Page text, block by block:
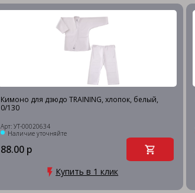
Кимоно для дзюдо TRAINING, хлопок, белый,
0/130
Арт: УТ-00020634
Наличие уточняйте
88.00 р
Купить в 1 клик